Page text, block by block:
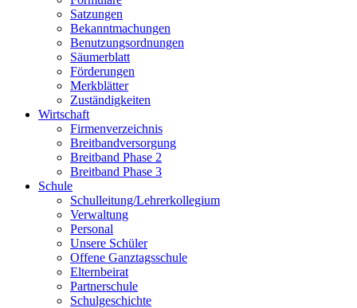
Satzungen
Bekanntmachungen
Benutzungsordnungen
Säumerblatt
Förderungen
Merkblätter
Zuständigkeiten
Wirtschaft
Firmenverzeichnis
Breitbandversorgung
Breitband Phase 2
Breitband Phase 3
Schule
Schulleitung/Lehrerkollegium
Verwaltung
Personal
Unsere Schüler
Offene Ganztagsschule
Elternbeirat
Partnerschule
Schulgeschichte